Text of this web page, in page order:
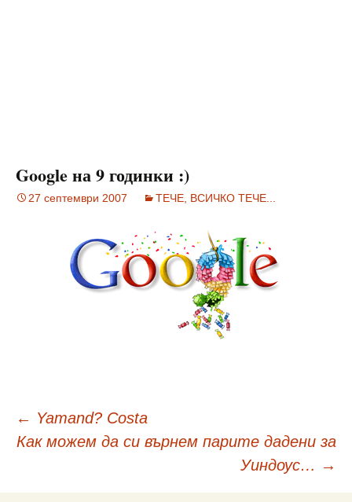
Google на 9 годинки :)
27 септември 2007 ТЕЧЕ, ВСИЧКО ТЕЧЕ...
Навигация
в
← Yamand? Costa
Как можем да си върнем парите дадени за
Уиндоус… →